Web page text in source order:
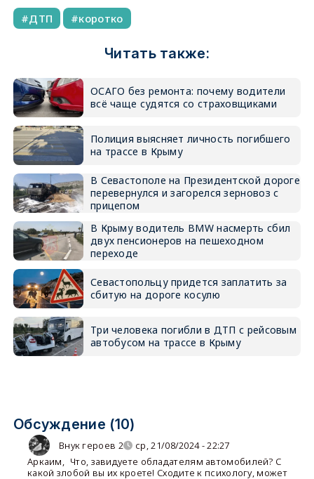
ДТП коротко
Читать также:
ОСАГО без ремонта: почему водители
всё чаще судятся со страховщиками
Полиция выясняет личность погибшего
на трассе в Крыму
В Севастополе на Президентской дороге
перевернулся и загорелся зерновоз с
прицепом
В Крыму водитель BMW насмерть сбил
двух пенсионеров на пешеходном
переходе
Севастопольцу придется заплатить за
сбитую на дороге косулю
Три человека погибли в ДТП с рейсовым
автобусом на трассе в Крыму
Обсуждение (10)
Внук героев 2
ср, 21/08/2024 - 22:27
Аркаим, Что, завидуете обладателям автомобилей? С
какой злобой вы их кроете! Сходите к психологу, может